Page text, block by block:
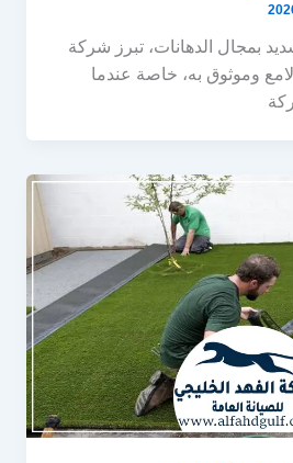
بمجال الدهانات، تبرز شركة
وموثوق به، خاصة عندما